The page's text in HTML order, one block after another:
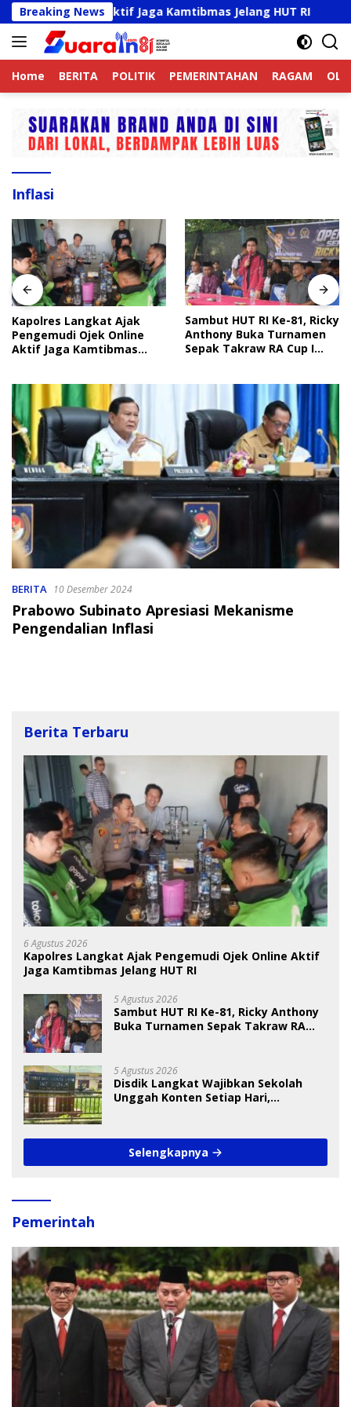
Langsung
ke
konten
Breaking News
Online Aktif Jaga Kamtibmas Jelang HUT RI
Home BERITA POLITIK PEMERINTAHAN RAGAM
Inflasi
Sambut HUT RI Ke-81, Ricky
Anthony Buka Turnamen
Sepak Takraw RA Cup I
Disdik Langkat Wajibkan
Sekolah Unggah Konten
Setiap Hari, Pengamat
BERITA 10 Desember 2024
Prabowo Subinato Apresiasi Mekanisme
Pengendalian Inflasi
Berita Terbaru
6 Agustus 2026
Kapolres Langkat Ajak Pengemudi Ojek Online Aktif
Jaga Kamtibmas Jelang HUT RI
5 Agustus 2026
Sambut HUT RI Ke-81, Ricky Anthony
Buka Turnamen Sepak Takraw RA
5 Agustus 2026
Disdik Langkat Wajibkan Sekolah
Unggah Konten Setiap Hari,
Selengkapnya
Pemerintah